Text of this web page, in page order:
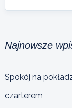
Najnowsze
Spokój na
czarterem